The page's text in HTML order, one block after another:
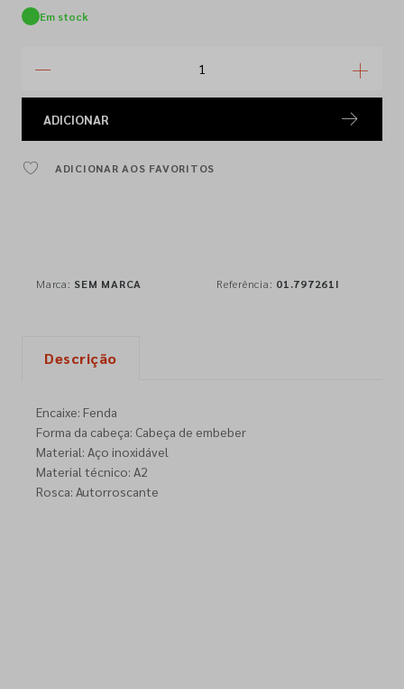
Em stock
ADICIONAR
ADICIONAR AOS FAVORITOS
Marca: SEM MARCA Referência: 01.797261I
Descrição
Encaixe: Fenda
Forma da cabeça: Cabeça de embeber
Material: Aço inoxidável
Material técnico: A2
Rosca: Autorroscante